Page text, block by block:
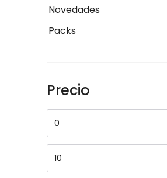
Novedades
Packs
Precio